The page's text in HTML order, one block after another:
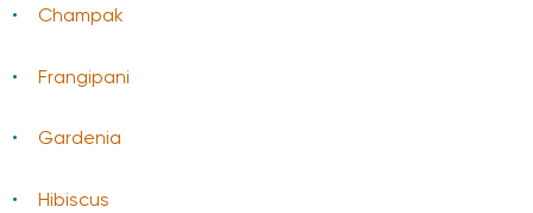
Champak
Frangipani
Gardenia
Hibiscus